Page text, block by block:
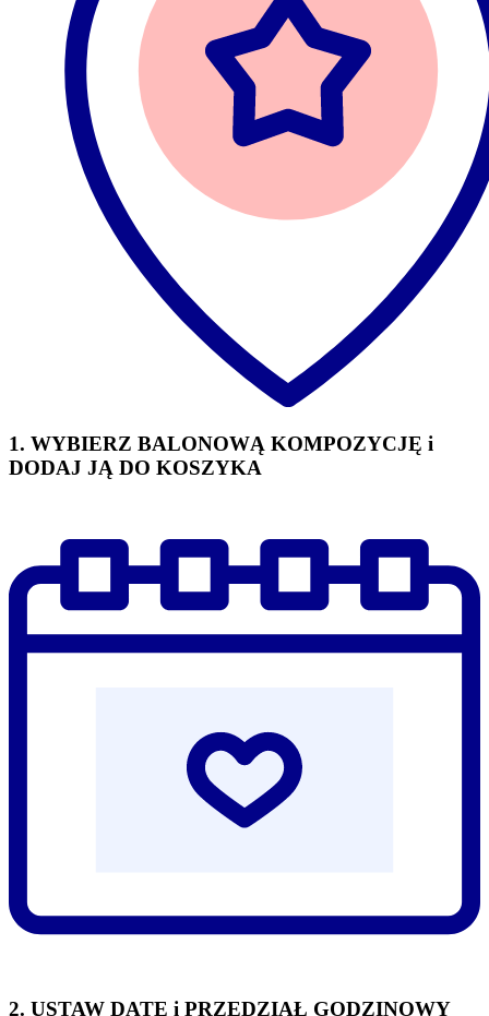
1. WYBIERZ BALONOWĄ KOMPOZYCJĘ i
DODAJ JĄ DO KOSZYKA
2. USTAW DATĘ i PRZEDZIAŁ GODZINOWY